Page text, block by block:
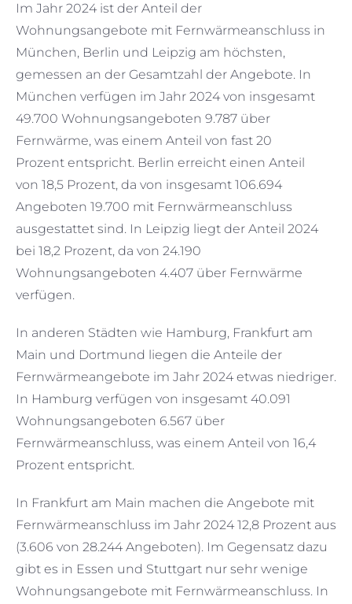
Im Jahr 2024 ist der Anteil der
Wohnungsangebote mit Fernwärmeanschluss in
München, Berlin und Leipzig am höchsten,
gemessen an der Gesamtzahl der Angebote. In
München verfügen im Jahr 2024 von insgesamt
49.700 Wohnungsangeboten 9.787 über
Fernwärme, was einem Anteil von fast 20
Prozent entspricht. Berlin erreicht einen Anteil
von 18,5 Prozent, da von insgesamt 106.694
Angeboten 19.700 mit Fernwärmeanschluss
ausgestattet sind. In Leipzig liegt der Anteil 2024
bei 18,2 Prozent, da von 24.190
Wohnungsangeboten 4.407 über Fernwärme
verfügen.
In anderen Städten wie Hamburg, Frankfurt am
Main und Dortmund liegen die Anteile der
Fernwärmeangebote im Jahr 2024 etwas niedriger.
In Hamburg verfügen von insgesamt 40.091
Wohnungsangeboten 6.567 über
Fernwärmeanschluss, was einem Anteil von 16,4
Prozent entspricht.
In Frankfurt am Main machen die Angebote mit
Fernwärmeanschluss im Jahr 2024 12,8 Prozent aus
(3.606 von 28.244 Angeboten). Im Gegensatz dazu
gibt es in Essen und Stuttgart nur sehr wenige
Wohnungsangebote mit Fernwärmeanschluss. In